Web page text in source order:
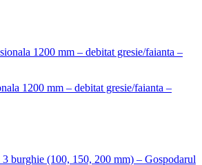
1200 mm – debitat gresie/faianta –